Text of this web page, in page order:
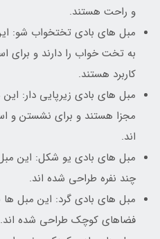
و راحت هستند.
مبل های بادی تختخواب شو:
به تخت خواب را دارند و برای
کاربرد هستند.
مبل های بادی زیرپایی دار:
مجزا هستند و برای نشستن و
اند.
مبل های بادی یو شکل: این
چند نفره طراحی شده اند.
مبل های بادی گرد: این مبل
فضاهای کوچک طراحی شده اند.